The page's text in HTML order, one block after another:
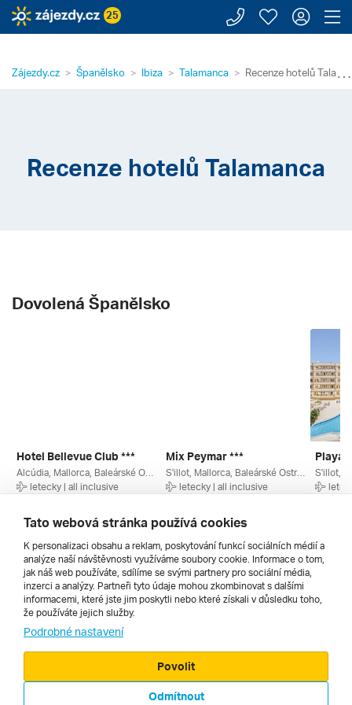
25 Zavolejte
Moje
⋯
Zájezdy.cz Španělsko Ibiza Talamanca Recenze hotelů
Recenze hotelů Talamanca
Dovolená Španělsko
Hotel Bellevue Club ***
letecky | all inclusive
18 480 Kč
Mix Peymar ***
letecky | all inclusive
18 950 Kč
Všechny
Cestopisy
Tato webová stránka používá cookies
K personalizaci obsahu a reklam, poskytování funkcí sociálních médií a
analýze naší návštěvnosti využíváme soubory cookie. Informace o tom,
jak náš web používáte, sdílíme se svými partnery pro sociální média,
inzerci a analýzy. Partneři tyto údaje mohou zkombinovat s dalšími
informacemi, které jste jim poskytli nebo které získali v důsledku toho,
že používáte jejich služby.
Podrobné nastavení
Odmítnout
Povolit